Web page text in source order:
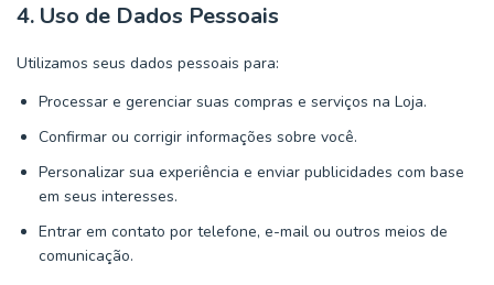
4. Uso de Dados Pessoais
Utilizamos seus dados pessoais para:
Processar e gerenciar suas compras e serviços na Loja.
Confirmar ou corrigir informações sobre você.
Personalizar sua experiência e enviar publicidades com base
em seus interesses.
Entrar em contato por telefone, e-mail ou outros meios de
comunicação.